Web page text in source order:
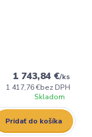
1 743,84 €/ks
1 417,76 €bez DPH
Skladom
Pridať do košíka